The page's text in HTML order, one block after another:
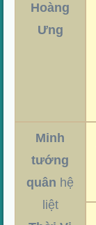
Hoàng
Ưng
Minh
tướng
quân hệ
liệt